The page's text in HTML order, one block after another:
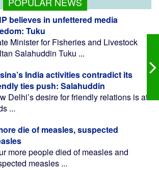
believes in unfettered media
Tuku
Minister for Fisheries and Livestock
Salahuddin Tuku ...
India activities contradict its
ties push: Salahuddin
Delhi’s desire for friendly relations is at
...
die of measles, suspected
more people died of measles and
measles ...